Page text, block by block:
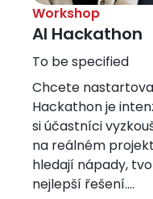
Workshop
AI Hackathon
To be specified
Chcete
Hackathon je
si účastníci
na reálném
hledají nápady,
nejlepší řešení....